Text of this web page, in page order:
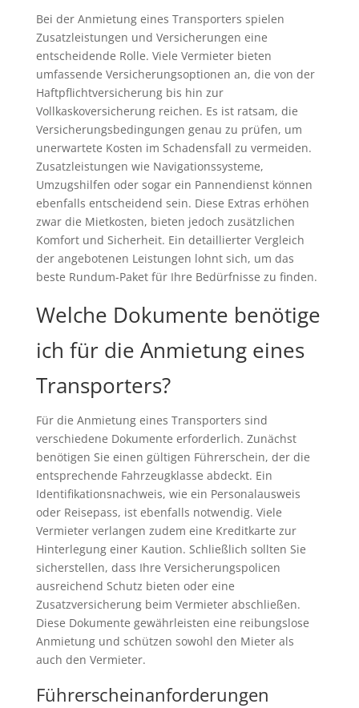
Bei der Anmietung eines Transporters spielen
Zusatzleistungen und Versicherungen eine
entscheidende Rolle. Viele Vermieter bieten
umfassende Versicherungsoptionen an, die von der
Haftpflichtversicherung bis hin zur
Vollkaskoversicherung reichen. Es ist ratsam, die
Versicherungsbedingungen genau zu prüfen, um
unerwartete Kosten im Schadensfall zu vermeiden.
Zusatzleistungen wie Navigationssysteme,
Umzugshilfen oder sogar ein Pannendienst können
ebenfalls entscheidend sein. Diese Extras erhöhen
zwar die Mietkosten, bieten jedoch zusätzlichen
Komfort und Sicherheit. Ein detaillierter Vergleich
der angebotenen Leistungen lohnt sich, um das
beste Rundum-Paket für Ihre Bedürfnisse zu finden.
Welche Dokumente benötige
ich für die Anmietung eines
Transporters?
Für die Anmietung eines Transporters sind
verschiedene Dokumente erforderlich. Zunächst
benötigen Sie einen gültigen Führerschein, der die
entsprechende Fahrzeugklasse abdeckt. Ein
Identifikationsnachweis, wie ein Personalausweis
oder Reisepass, ist ebenfalls notwendig. Viele
Vermieter verlangen zudem eine Kreditkarte zur
Hinterlegung einer Kaution. Schließlich sollten Sie
sicherstellen, dass Ihre Versicherungspolicen
ausreichend Schutz bieten oder eine
Zusatzversicherung beim Vermieter abschließen.
Diese Dokumente gewährleisten eine reibungslose
Anmietung und schützen sowohl den Mieter als
auch den Vermieter.
Führerscheinanforderungen